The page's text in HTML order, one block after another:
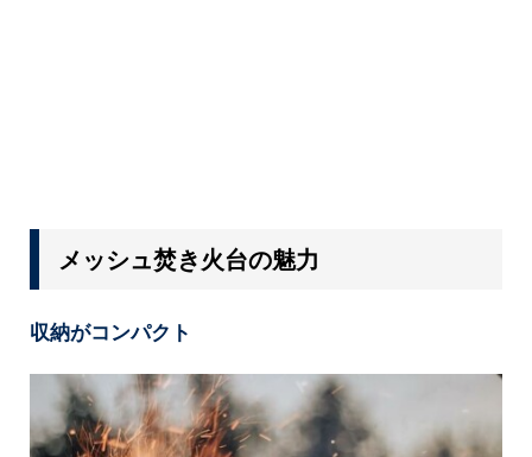
メッシュ焚き火台の魅力
収納がコンパクト